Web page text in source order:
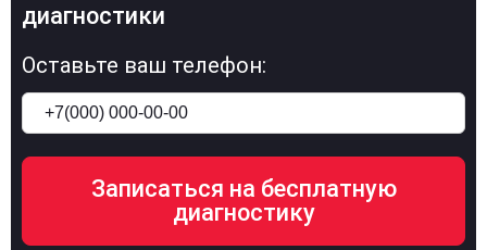
диагностики
Оставьте ваш телефон: